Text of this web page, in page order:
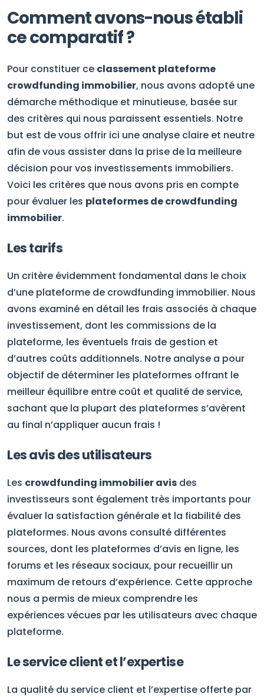
Comment avons-nous établi
ce comparatif ?
Pour constituer ce classement plateforme
crowdfunding immobilier, nous avons adopté une
démarche méthodique et minutieuse, basée sur
des critères qui nous paraissent essentiels. Notre
but est de vous offrir ici une analyse claire et neutre
afin de vous assister dans la prise de la meilleure
décision pour vos investissements immobiliers.
Voici les critères que nous avons pris en compte
pour évaluer les plateformes de crowdfunding
immobilier.
Les tarifs
Un critère évidemment fondamental dans le choix
d’une plateforme de crowdfunding immobilier. Nous
avons examiné en détail les frais associés à chaque
investissement, dont les commissions de la
plateforme, les éventuels frais de gestion et
d’autres coûts additionnels. Notre analyse a pour
objectif de déterminer les plateformes offrant le
meilleur équilibre entre coût et qualité de service,
sachant que la plupart des plateformes s’avèrent
au final n’appliquer aucun frais !
Les avis des utilisateurs
Les crowdfunding immobilier avis des
investisseurs sont également très importants pour
évaluer la satisfaction générale et la fiabilité des
plateformes. Nous avons consulté différentes
sources, dont les plateformes d’avis en ligne, les
forums et les réseaux sociaux, pour recueillir un
maximum de retours d’expérience. Cette approche
nous a permis de mieux comprendre les
expériences vécues par les utilisateurs avec chaque
plateforme.
Le service client et l’expertise
La qualité du service client et l’expertise offerte par